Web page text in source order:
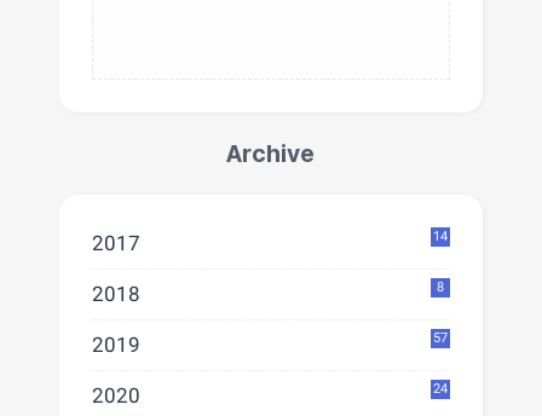
Archive
2017 14
2018 8
2019 57
2020 24